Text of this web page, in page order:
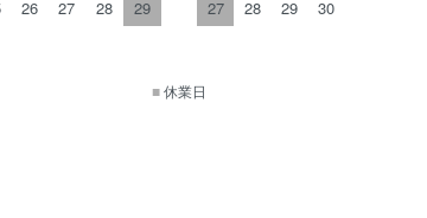
26 27 28
29
27
28 29 30
■休業日